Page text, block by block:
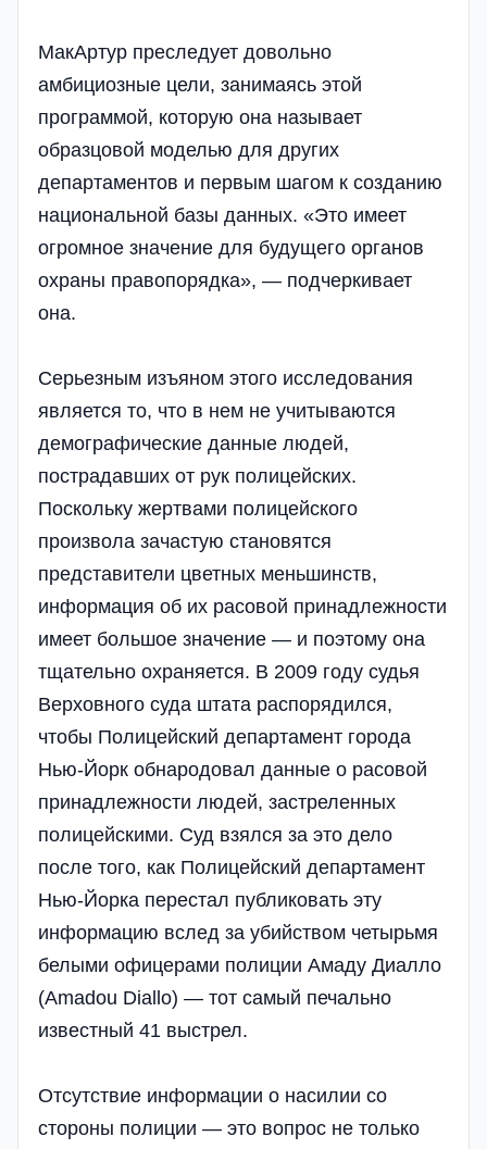
МакАртур преследует довольно
амбициозные цели, занимаясь этой
программой, которую она называет
образцовой моделью для других
департаментов и первым шагом к созданию
национальной базы данных. «Это имеет
огромное значение для будущего органов
охраны правопорядка», — подчеркивает
она.
Серьезным изъяном этого исследования
является то, что в нем не учитываются
демографические данные людей,
пострадавших от рук полицейских.
Поскольку жертвами полицейского
произвола зачастую становятся
представители цветных меньшинств,
информация об их расовой принадлежности
имеет большое значение — и поэтому она
тщательно охраняется. В 2009 году судья
Верховного суда штата распорядился,
чтобы Полицейский департамент города
Нью-Йорк обнародовал данные о расовой
принадлежности людей, застреленных
полицейскими. Суд взялся за это дело
после того, как Полицейский департамент
Нью-Йорка перестал публиковать эту
информацию вслед за убийством четырьмя
белыми офицерами полиции Амаду Диалло
(Amadou Diallo) — тот самый печально
известный 41 выстрел.
Отсутствие информации о насилии со
стороны полиции — это вопрос не только